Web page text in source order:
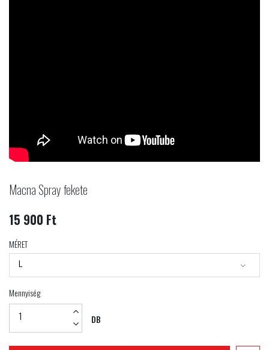
Macna Spray fekete
15 900 Ft
MÉRET
L
Mennyiség
DB